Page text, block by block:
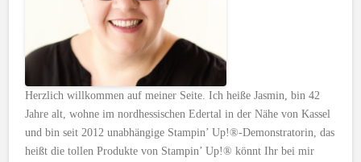
Herzlich willkommen auf meiner Seite. Ich heiße Jasmin, bin 42
Jahre alt, wohne im nordhessischen Edertal in der Nähe von Kassel
und bin seit 2012 unabhängige Stampin’ Up!®-Demonstratorin, das
heißt die tollen Produkte von Stampin’ Up!® könnt Ihr bei mir